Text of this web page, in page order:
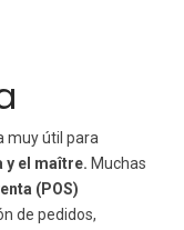
muy útil para
y el maître. Muchas
(POS)
de pedidos,